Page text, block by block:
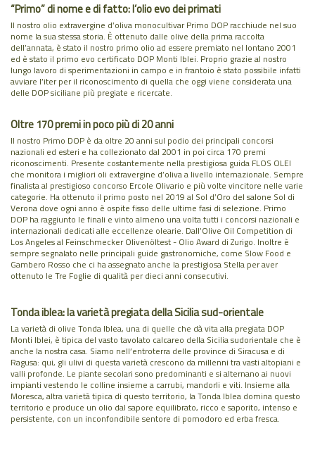
“Primo” di nome e di fatto: l’olio evo dei primati
Il nostro olio extravergine d’oliva monocultivar Primo DOP racchiude nel suo
nome la sua stessa storia. È ottenuto dalle olive della prima raccolta
dell’annata, è stato il nostro primo olio ad essere premiato nel lontano 2001
ed è stato il primo evo certificato DOP Monti Iblei. Proprio grazie al nostro
lungo lavoro di sperimentazioni in campo e in frantoio è stato possibile infatti
avviare l’iter per il riconoscimento di quella che oggi viene considerata una
delle DOP siciliane più pregiate e ricercate.
Oltre 170 premi in poco più di 20 anni
Il nostro Primo DOP è da oltre 20 anni sul podio dei principali concorsi
nazionali ed esteri e ha collezionato dal 2001 in poi circa 170 premi
riconoscimenti. Presente costantemente nella prestigiosa guida FLOS OLEI
che monitora i migliori oli extravergine d’oliva a livello internazionale. Sempre
finalista al prestigioso concorso Ercole Olivario e più volte vincitore nelle varie
categorie. Ha ottenuto il primo posto nel 2019 al Sol d’Oro del salone Sol di
Verona dove ogni anno è ospite fisso delle ultime fasi di selezione. Primo
DOP ha raggiunto le finali e vinto almeno una volta tutti i concorsi nazionali e
internazionali dedicati alle eccellenze olearie. Dall’Olive Oil Competition di
Los Angeles al Feinschmecker Olivenöltest - Olio Award di Zurigo. Inoltre è
sempre segnalato nelle principali guide gastronomiche, come Slow Food e
Gambero Rosso che ci ha assegnato anche la prestigiosa Stella per aver
ottenuto le Tre Foglie di qualità per dieci anni consecutivi.
Tonda iblea: la varietà pregiata della Sicilia sud-orientale
La varietà di olive Tonda Iblea, una di quelle che dà vita alla pregiata DOP
Monti Iblei, è tipica del vasto tavolato calcareo della Sicilia sudorientale che è
anche la nostra casa. Siamo nell’entroterra delle province di Siracusa e di
Ragusa: qui, gli ulivi di questa varietà crescono da millenni tra vasti altopiani e
valli profonde. Le piante secolari sono predominanti e si alternano ai nuovi
impianti vestendo le colline insieme a carrubi, mandorli e viti. Insieme alla
Moresca, altra varietà tipica di questo territorio, la Tonda Iblea domina questo
territorio e produce un olio dal sapore equilibrato, ricco e saporito, intenso e
persistente, con un inconfondibile sentore di pomodoro ed erba fresca.